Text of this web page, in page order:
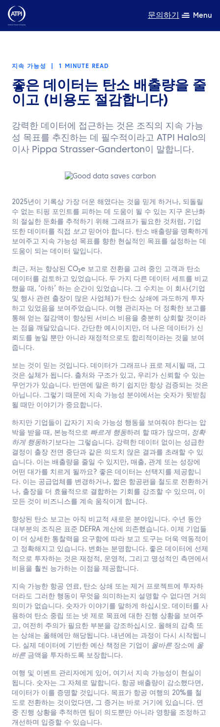
문의하기 Menu
제품
자원
회사 소개
지속가능성
TravelHub Login
문의하기
한국어
지속 가능성 1 MINUTE READ
좋은 데이터는 탄소 배출량을 줄
이고 (비용도 절감합니다)
강력한 데이터에 접근하는 것은 조직의 지속 가능
성 목표를 추진하는 데 필수적이라고 ATPI Halo의
이사 Pippa Strasser-Ganderton이 말합니다.
2025년이 기록상 가장 더운 해였다는 것을 믿게 하거나, 되돌릴
수 없는 티핑 포인트를 피하는 데 도움이 될 수 있는 지구 온난화
의 절실한 둔화를 추적하기 위해 그래프가 필요한 것처럼, 기업
또한 데이터를 직접 보고 믿어야 합니다. 탄소 배출량을 명확하게
보여주고 지속 가능성 목표를 향한 현실적인 목표를 설정하는 데
도움이 되는 데이터 말입니다.
최근, 저는 향상된 CO₂e 보고로 전환을 고려 중인 고객과 탄소
데이터를 검토하고 있었습니다. 두 가지 다른 데이터 세트를 비교
했을 때, ‘아하’ 하는 순간이 있었습니다. 그 수치는 이 회사(기업
및 행사 관련 출장이 많은 사업체)가 탄소 상쇄에 과도하게 투자
하고 있었음을 보여주었습니다. 여행 관리자는 더 정확한 보고를
통해 얻는 절감액이 향상된 서비스 비용을 충분히 상회할 것이라
는 점을 깨달았습니다. 간단한 예시이지만, 더 나은 데이터가 신
뢰도를 높일 뿐만 아니라 재정적으로도 합리적이라는 것을 보여
줍니다.
보는 것이 믿는 것입니다. 데이터가 그래프나 표로 제시될 때, 그
것은 실체가 됩니다. 출처와 구조가 있고, 우리가 신뢰할 수 있는
무언가가 있습니다. 반면에 말은 하기 쉽지만 항상 검증되는 것은
아닙니다. 그렇기 때문에 지속 가능성 분야에서는 숫자가 뒷받침
될 때만 이야기가 중요합니다.
하지만 기업들이 갑자기 지속 가능성 행동을 보여줘야 한다는 압
박을 받을 때, 본능적으로 빠르게 행동하려 할 때가 많으며, 정확
하게 행동하기보다는 그렇습니다. 강력한 데이터 없이는 성급한
결정이 출장 전면 중단과 같은 의도치 않은 결과를 초래할 수 있
습니다. 이는 배출량을 줄일 수 있지만, 매출, 관계 또는 성장에
어떤 대가를 치르게 될까요? 좋은 데이터는 선택지를 제공합니
다. 이는 공급업체를 변경하거나, 짧은 항공편을 철도로 전환하거
나, 출장을 더 효율적으로 결합하는 기회를 강조할 수 있으며, 이
모든 것이 비즈니스를 계속 움직이게 합니다.
향상된 탄소 보고는 아직 비교적 새로운 분야입니다. 수년 동안
대부분의 조직은 표준 DEFRA 계산에 의존했습니다. 이제 기업들
이 더 상세한 통찰력을 요구함에 따라 보고 도구는 더욱 역동적이
고 정확해지고 있습니다. 변화는 분명합니다. 좋은 데이터에 선제
적으로 투자하는 것은 재정적, 운영적, 그리고 명성적인 측면에서
비용을 훨씬 능가하는 이점을 제공합니다.
지속 가능한 항공 연료, 탄소 상쇄 또는 제거 프로젝트에 투자하
더라도 그러한 행동이 무엇을 의미하는지 설명할 수 없다면 거의
의미가 없습니다. 숫자가 이야기를 말하게 하십시오. 데이터를 사
용하여 탄소 중립 또는 넷 제로 목표에 대한 진행 상황을 보여주
고, 여전히 주의가 필요한 부분을 강조하십시오. 올해의 감축 또
는 상쇄는 올해에만 해당됩니다. 내년에는 과정이 다시 시작됩니
다. 실제 데이터에 기반한 예산 책정은 기업이
올바른 장소에
올
바른 금액을 투자하도록 보장합니다.
여행 및 이벤트 관리자에게 있어, 여기서 지속 가능성이 현실이
됩니다. 숫자는 그 자체로 말합니다. 항공 배출량이 감소했다면,
데이터가 이를 증명할 것입니다. 목표가 항공 여행의 20%를 철
도로 전환하는 것이었다면, 그 증거는 바로 거기에 있습니다. 연
중 진행 상황을 추적하면 팀이 의도뿐만 아니라 영향을 조정하고
개선하며 입증할 수 있습니다.